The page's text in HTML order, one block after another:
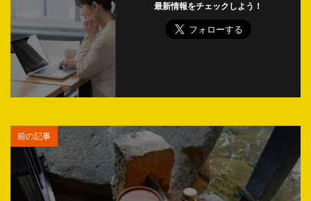
最新情報をチェックしよう！
前の記事